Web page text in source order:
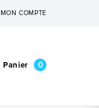
MON COMPTE
Panier 0